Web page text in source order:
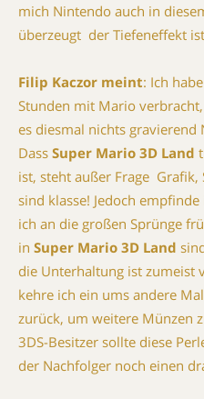
mich Nintendo auch in
überzeugt  der Tiefeneffekt
Filip Kaczor meint: Ich
Stunden mit Mario
es diesmal nichts gravierend
Dass Super Mario 3D Land
ist, steht außer Frage 
sind klasse! Jedoch
ich an die großen Sprünge
in Super Mario 3D Land
die Unterhaltung ist zumeist
kehre ich ein ums andere
zurück, um weitere Münzen
3DS-Besitzer sollte diese
der Nachfolger noch einen